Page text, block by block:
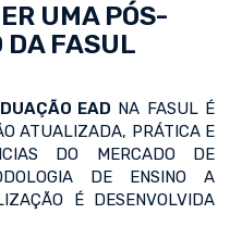
UMA PÓS-
DA FASUL
EAD NA FASUL É
ATUALIZADA, PRÁTICA E
DO MERCADO DE
DE ENSINO A
É DESENVOLVIDA